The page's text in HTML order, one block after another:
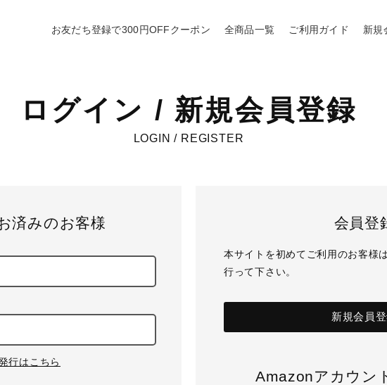
お友だち登録で300円OFFクーポン 全商品一覧 ご利用ガイド 新規
ログイン / 新規会員登録
LOGIN / REGISTER
済みのお客様
行はこちら
会員登
本サイトを初めてご利用のお客様
行って下さい。
新規会員
Amazonアカウン